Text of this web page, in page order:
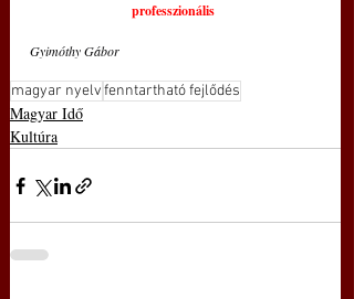
professzionális
Gyimóthy Gábor
magyar nyelvfenntartható fejlődés
Magyar Idő
Kultúra